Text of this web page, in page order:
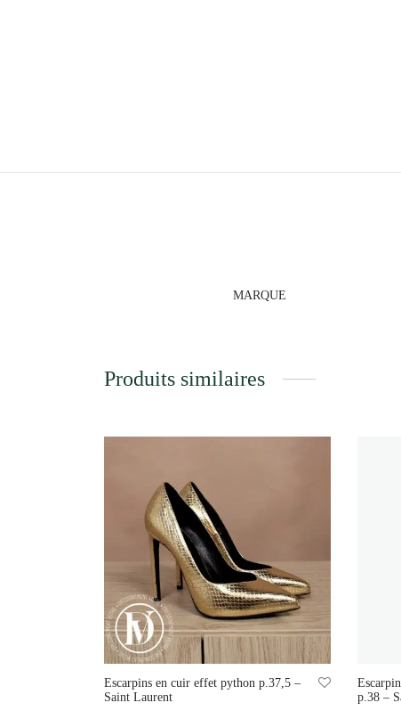
MARQUE
Produits similaires
Escarpins en cuir effet python p.37,5 –
Saint Laurent
p.38 –